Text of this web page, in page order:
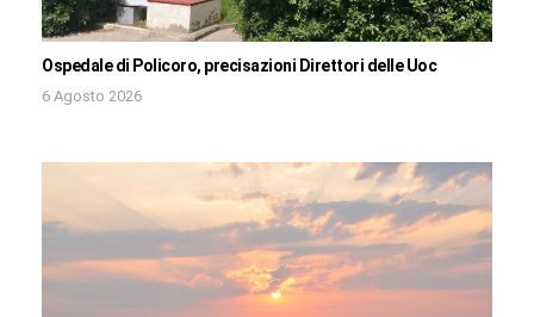
Ospedale di Policoro, precisazioni Direttori delle Uoc
6 Agosto 2026